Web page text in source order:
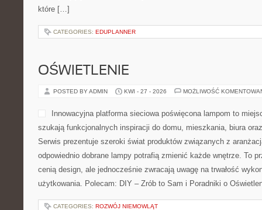
które […]
CATEGORIES: EDUPLANNER
OŚWIETLENIE
POSTED BY ADMIN KWI - 27 - 2026 MOŻLIWOŚĆ
Innowacyjna platforma sieciowa poświęcona lampom to
szukają funkcjonalnych inspiracji do domu, mieszkania, biura
Serwis prezentuje szeroki świat produktów związanych z
odpowiednio dobrane lampy potrafią zmienić każde wnętrze. To
cenią design, ale jednocześnie zwracają uwagę na trwałość
użytkowania. Polecam: DIY – Zrób to Sam i Poradniki o
CATEGORIES: ROZWÓJ NIEMOWLĄT